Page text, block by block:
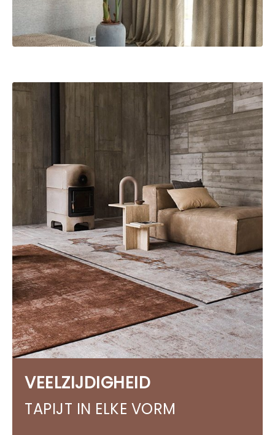
VEELZIJDIGHEID
TAPIJT IN ELKE VORM